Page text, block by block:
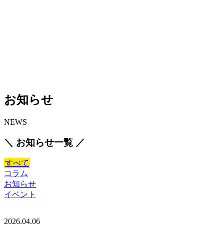
お知らせ
NEWS
＼ お知らせ一覧 ／
すべて
コラム
お知らせ
イベント
2026.04.06